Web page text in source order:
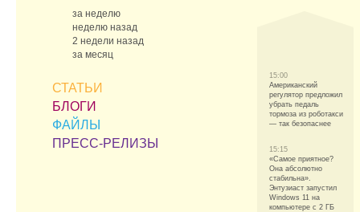
за неделю
неделю назад
2 недели назад
за месяц
СТАТЬИ
БЛОГИ
ФАЙЛЫ
ПРЕСС-РЕЛИЗЫ
15:00
Американский
регулятор предложил
убрать педаль
тормоза из роботакси
— так безопаснее
15:15
«Самое приятное?
Она абсолютно
стабильна».
Энтузиаст запустил
Windows 11 на
компьютере с 2 ГБ